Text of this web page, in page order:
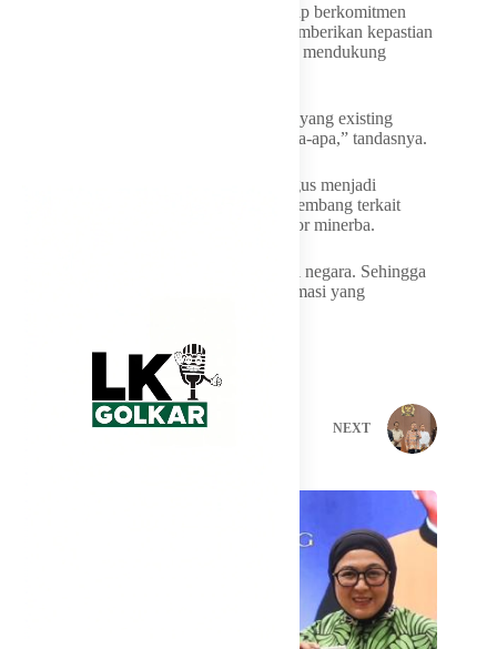
Ia juga menegaskan bahwa pemerintah tetap berkomitmen
menjaga iklim investasi yang sehat dan memberikan kepastian
hukum bagi dunia usaha, khususnya untuk mendukung
“Bagi teman-teman pelaku usaha tambang yang existing
sekarang itu tidak ada perubahan aturan apa-apa,” tandasnya.
Menurut Bahlil, penegasan tersebut sekaligus menjadi
jawaban atas berbagai spekulasi yang berkembang terkait
kemungkinan perubahan kebijakan di sektor minerba.
“Saya pikir ini sebagai informasi resmi dari negara. Sehingga
tidak ada lagi perdebatan-perdebatan informasi yang
PREVIOUS NEXT